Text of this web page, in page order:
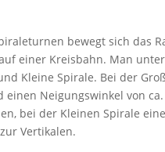
bewegt sich das
einer Kreisbahn. Man
Kleine Spirale. Bei der
einen Neigungswinkel von
bei der Kleinen Spirale
Vertikalen.